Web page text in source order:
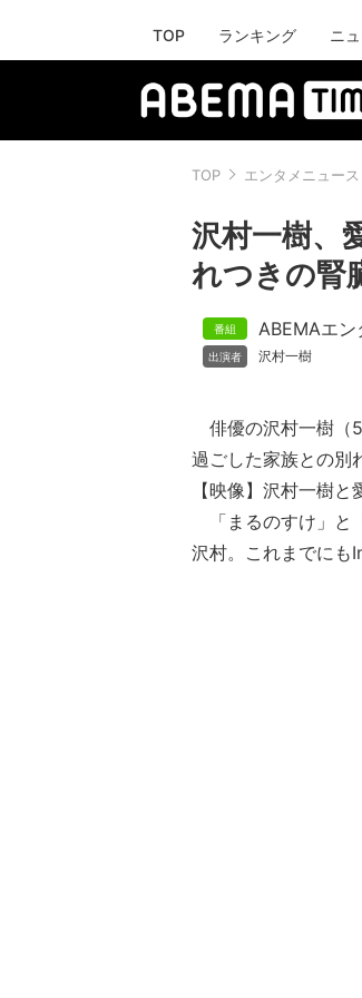
TOP ランキング ニ
TOP エンタメニュース
沢村一樹、
れつきの腎
ABEMAエン
沢村一樹
俳優の沢村一樹（
過ごした家族との別
【映像】沢村一樹と
「まるのすけ」と
沢村。これまでにも
今回の投稿では「
すると1番最初に出